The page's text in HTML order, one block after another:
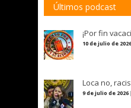
Últimos podcast
¡Por fin
10 de julio de
Loca no,
9 de julio de